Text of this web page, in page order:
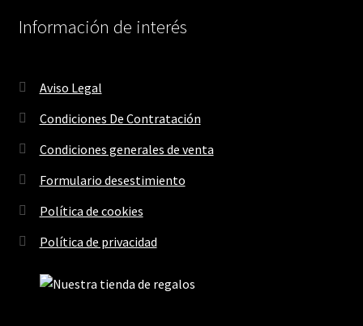
Información de interés
Aviso Legal
Condiciones De Contratación
Condiciones generales de venta
Formulario desestimiento
Política de cookies
Política de privacidad